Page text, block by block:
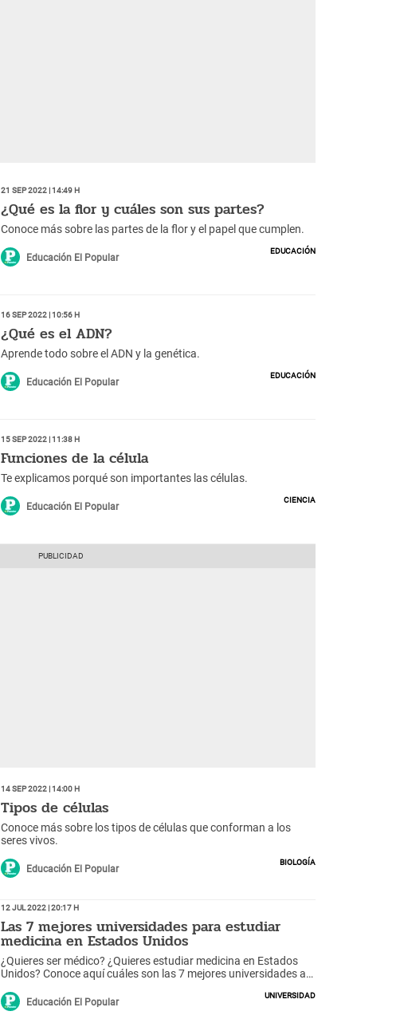
21 Sep 2022 | 14:49 h
¿Qué es la flor y cuáles son sus partes?
Conoce más sobre las partes de la flor y el papel que cumplen.
Educación El Popular
Educación
16 Sep 2022 | 10:56 h
¿Qué es el ADN?
Aprende todo sobre el ADN y la genética.
Educación El Popular
Educación
15 Sep 2022 | 11:38 h
Funciones de la célula
Te explicamos porqué son importantes las células.
Educación El Popular
Ciencia
14 Sep 2022 | 14:00 h
Tipos de células
Conoce más sobre los tipos de células que conforman a los
seres vivos.
Educación El Popular
Biología
12 Jul 2022 | 20:17 h
Las 7 mejores universidades para estudiar
medicina en Estados Unidos
¿Quieres ser médico? ¿Quieres estudiar medicina en Estados
Unidos? Conoce aquí cuáles son las 7 mejores universidades a
Educación El Popular
Universidad